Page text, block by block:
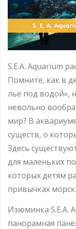
S.E.A. Aquarium
Помните, как в
лье под водой»,
невольно
мир? В
существ, о
Здесь
для маленьких
которых детям
привычках
Изюминка S.E.A.
панорамная